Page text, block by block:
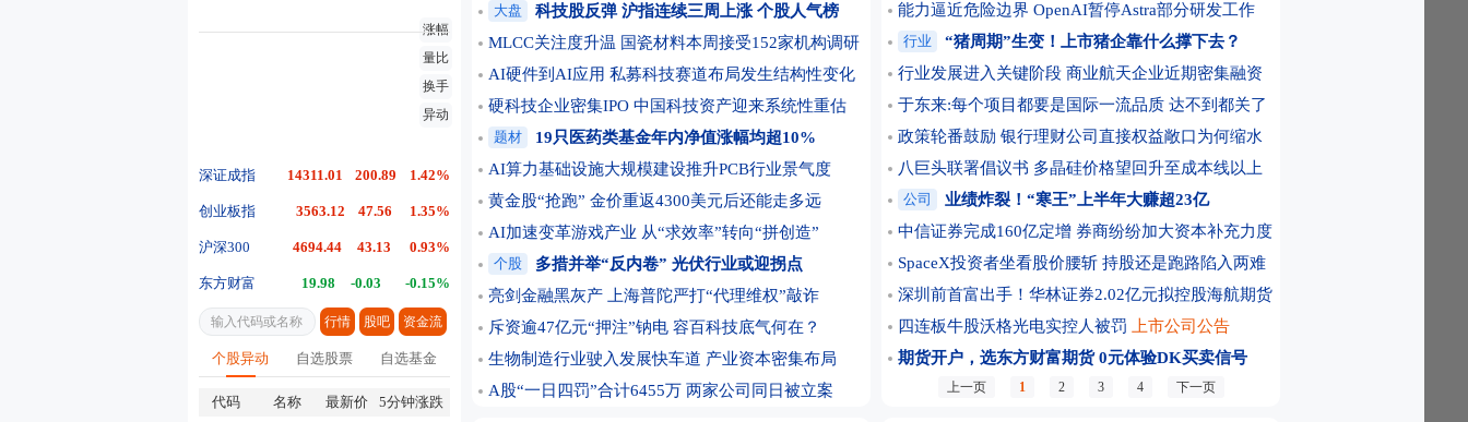
涨幅
量比
换手
异动
深证成指 14311.01 200.89 1.42%
创业板指 3563.12 47.56 1.35%
沪深300 4694.44 43.13 0.93%
东方财富 19.98 -0.03 -0.15%
行情 股吧 资金流
个股异动 自选股票 自选基金
代码 名称 最新价
5分钟涨跌
大盘 科技股反弹 沪指连续三周上涨 个股人气榜
MLCC关注度升温 国瓷材料本周接受152家机构调研
AI硬件到AI应用 私募科技赛道布局发生结构性变化
硬科技企业密集IPO 中国科技资产迎来系统性重估
题材
19只医药类基金年内净值涨幅均超10%
AI算力基础设施大规模建设推升PCB行业景气度
黄金股“抢跑” 金价重返4300美元后还能走多远
AI加速变革游戏产业 从“求效率”转向“拼创造”
个股
多措并举“反内卷” 光伏行业或迎拐点
亮剑金融黑灰产 上海普陀严打“代理维权”敲诈
斥资逾47亿元“押注”钠电 容百科技底气何在？
生物制造行业驶入发展快车道 产业资本密集布局
A股“一日四罚”合计6455万 两家公司同日被立案
能力逼近危险边界 OpenAI暂停Astra部分研发工作
行业
“猪周期”生变！上市猪企靠什么撑下去？
行业发展进入关键阶段 商业航天企业近期密集融资
于东来:每个项目都要是国际一流品质 达不到都关了
政策轮番鼓励 银行理财公司直接权益敞口为何缩水
八巨头联署倡议书 多晶硅价格望回升至成本线以上
公司
业绩炸裂！“寒王”上半年大赚超23亿
中信证券完成160亿定增 券商纷纷加大资本补充力度
SpaceX投资者坐看股价腰斩 持股还是跑路陷入两难
深圳前首富出手！华林证券2.02亿元拟控股海航期货
四连板牛股沃格光电实控人被罚
上市公司公告
期货开户，选东方财富期货 0元体验DK买卖信号
光大证券：关注市场情绪修复带来的反弹机会
上一页 1 2 3 4 下一页